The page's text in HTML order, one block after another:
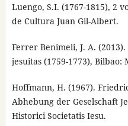
Luengo, S.I. (1767-1815), 2
de Cultura Juan Gil-Albert.
Ferrer Benimeli, J. A.
jesuitas (1759-1773), Bilbao:
Hoffmann, H. (1967).
Abhebung der Geselschaft
Historici Societatis Iesu.